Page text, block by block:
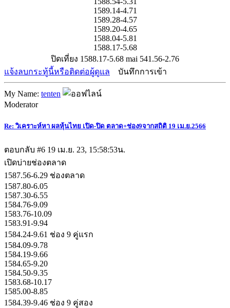
1589.14-4.71
1589.28-4.57
1589.20-4.65
1588.04-5.81
1588.17-5.68
ปิดเที่ยง 1588.17-5.68 mai 541.56-2.76
แจ้งลบกระทู้นี้หรือติดต่อผู้ดูแล
บันทึกการเข้า
My Name: tenten
Moderator
Re: วิเคราะห์หา ผลหุ้นไทย เปิด-ปิด ตลาด+ช่อง9จากสถิติ 19 เม.ย.2566
ตอบกลับ #6 19 เม.ย. 23, 15:58:53น.
เปิดบ่ายช่องตลาด
1587.56-6.29 ช่องตลาด
1587.80-6.05
1587.30-6.55
1584.76-9.09
1583.76-10.09
1583.91-9.94
1584.24-9.61 ช่อง 9 คู่แรก
1584.09-9.78
1584.19-9.66
1584.65-9.20
1584.50-9.35
1583.68-10.17
1585.00-8.85
1584.39-9.46 ช่อง 9 คู่สอง